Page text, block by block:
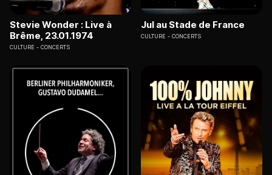
Stevie Wonder : Live à
Brême, 23.01.1974
CULTURE CONCERTS
Jul au Stade de France
CULTURE CONCERTS